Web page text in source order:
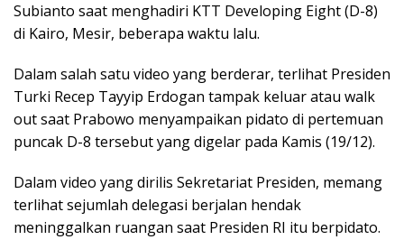
Subianto saat menghadiri KTT Developing Eight (D-8)
di Kairo, Mesir, beberapa waktu lalu.
Dalam salah satu video yang berderar, terlihat Presiden
Turki Recep Tayyip Erdogan tampak keluar atau walk
out saat Prabowo menyampaikan pidato di pertemuan
puncak D-8 tersebut yang digelar pada Kamis (19/12).
Dalam video yang dirilis Sekretariat Presiden, memang
terlihat sejumlah delegasi berjalan hendak
meninggalkan ruangan saat Presiden RI itu berpidato.